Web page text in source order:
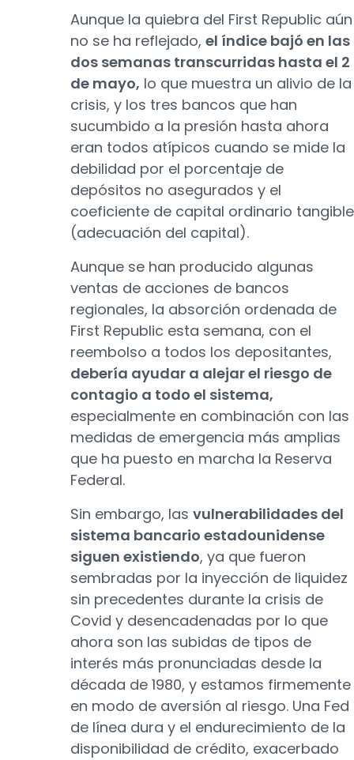
Aunque la quiebra del First Republic aún
no se ha reflejado, el índice bajó en las
dos semanas transcurridas hasta el 2
de mayo, lo que muestra un alivio de la
crisis, y los tres bancos que han
sucumbido a la presión hasta ahora
eran todos atípicos cuando se mide la
debilidad por el porcentaje de
depósitos no asegurados y el
coeficiente de capital ordinario tangible
(adecuación del capital).
Aunque se han producido algunas
ventas de acciones de bancos
regionales, la absorción ordenada de
First Republic esta semana, con el
reembolso a todos los depositantes,
debería ayudar a alejar el riesgo de
contagio a todo el sistema,
especialmente en combinación con las
medidas de emergencia más amplias
que ha puesto en marcha la Reserva
Federal.
Sin embargo, las vulnerabilidades del
sistema bancario estadounidense
siguen existiendo, ya que fueron
sembradas por la inyección de liquidez
sin precedentes durante la crisis de
Covid y desencadenadas por lo que
ahora son las subidas de tipos de
interés más pronunciadas desde la
década de 1980, y estamos firmemente
en modo de aversión al riesgo. Una Fed
de línea dura y el endurecimiento de la
disponibilidad de crédito, exacerbado